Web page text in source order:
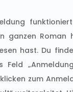
ganzen Roman
hast. Du
Feld
zum